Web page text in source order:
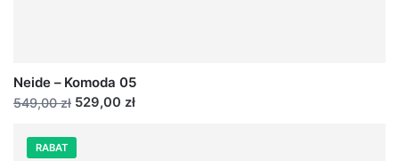
Neide – Komoda 05
549,00 zł 529,00 zł
RABAT